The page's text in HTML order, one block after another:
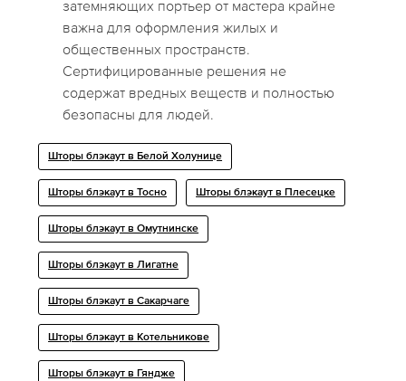
затемняющих портьер от мастера крайне
важна для оформления жилых и
общественных пространств.
Сертифицированные решения не
содержат вредных веществ и полностью
безопасны для людей.
Шторы блэкаут в Белой Холунице
Шторы блэкаут в Тосно Шторы блэкаут в Плесецке
Шторы блэкаут в Омутнинске
Шторы блэкаут в Лигатне
Шторы блэкаут в Сакарчаге
Шторы блэкаут в Котельникове
Шторы блэкаут в Гяндже